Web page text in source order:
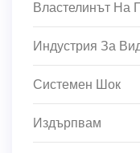
Властелинът На
Индустрия За
Системен Шок
Издърпвам